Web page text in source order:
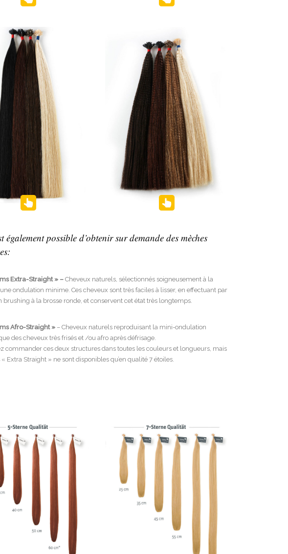
également possible d’obtenir sur demande des mèches
Extra-Straight » – Cheveux naturels, sélectionnés soigneusement à la
ondulation minime. Ces cheveux sont très faciles à lisser, en effectuant par
brushing à la brosse ronde, et conservent cet état très longtemps.
Afro-Straight » – Cheveux naturels reproduisant la mini-ondulation
des cheveux très frisés et /ou afro après défrisage.
commander ces deux structures dans toutes les couleurs et longueurs, mais
« Extra Straight » ne sont disponibles qu’en qualité 7 étoiles.